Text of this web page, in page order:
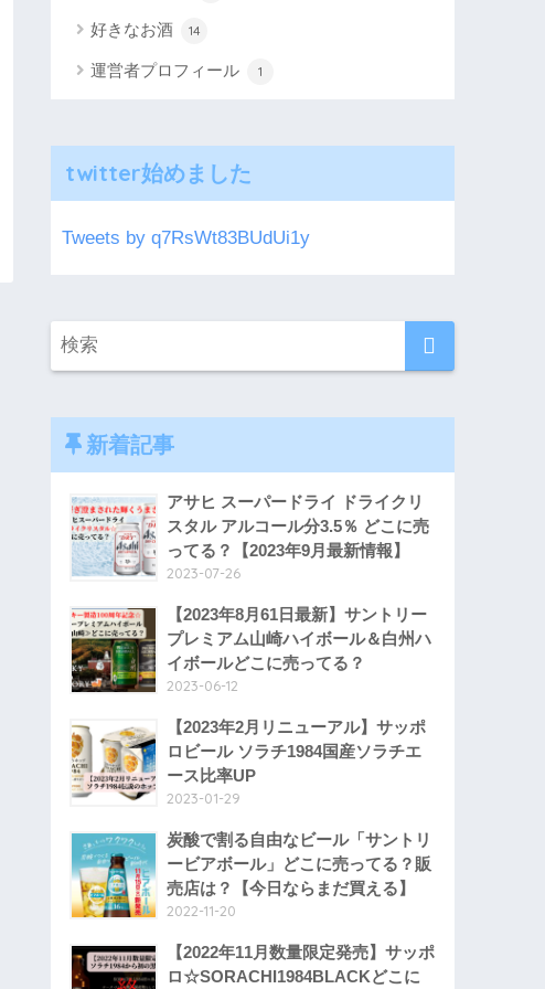
好きなお酒 14
運営者プロフィール 1
twitter始めました
Tweets by q7RsWt83BUdUi1y
新着記事
アサヒ スーパードライ ドライクリ
スタル アルコール分3.5％ どこに売
ってる？【2023年9月最新情報】
2023-07-26
【2023年8月61日最新】サントリー
プレミアム山崎ハイボール＆白州ハ
イボールどこに売ってる？
2023-06-12
【2023年2月リニューアル】サッポ
ロビール ソラチ1984国産ソラチエ
ース比率UP
2023-01-29
炭酸で割る自由なビール「サントリ
ービアボール」どこに売ってる？販
売店は？【今日ならまだ買える】
2022-11-20
【2022年11月数量限定発売】サッポ
ロ☆SORACHI1984BLACKどこに